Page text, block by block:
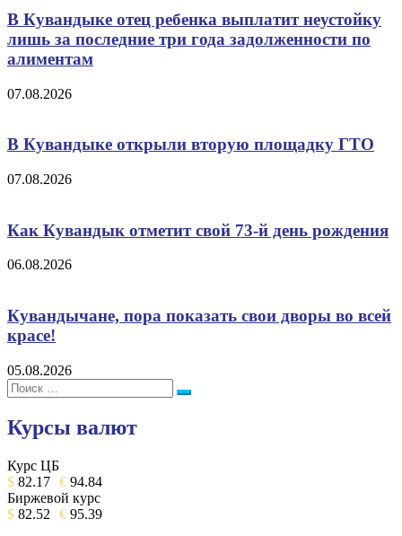
В Кувандыке отец ребенка выплатит неустойку
лишь за последние три года задолженности по
алиментам
07.08.2026
В Кувандыке открыли вторую площадку ГТО
07.08.2026
Как Кувандык отметит свой 73-й день рождения
06.08.2026
Кувандычане, пора показать свои дворы во всей
красе!
05.08.2026
Поиск:
Поиск
Курсы валют
Курс ЦБ
$ 82.17 € 94.84
Биржевой курс
$ 82.52 € 95.39